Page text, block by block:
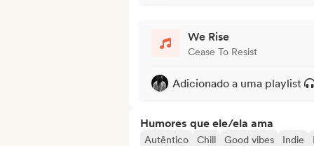
We Rise
Cease To Resist
Adicionado a uma playlist
Humores que ele/ela ama
Autêntico Chill Good vibes Indie